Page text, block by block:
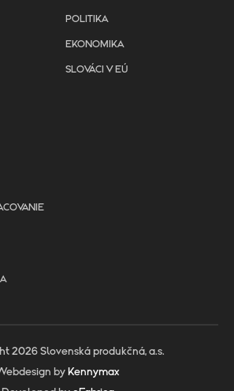
POLITIKA
EKONOMIKA
SLOVÁCI V EÚ
2026 Slovenská produkčná, a.s.
by Kennymax